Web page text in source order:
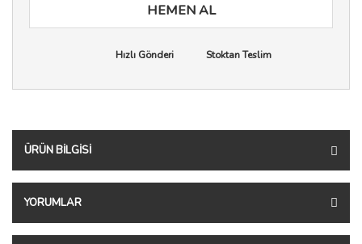
HEMEN AL
Hızlı Gönderi Stoktan Teslim
ÜRÜN BILGISI
YORUMLAR